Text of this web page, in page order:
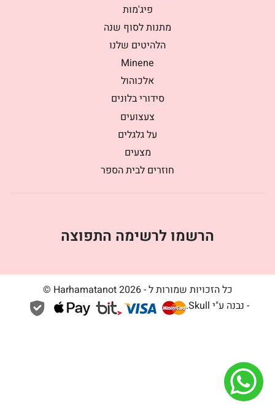
פיג'מות
מתנות לסוף שנה
הלהיטים שלנו
Minene
אלכוהול
סידורי בלונים
צעצועים
על גלגלים
מצעים
חוזרים לבית הספר
הרשמו לרשימה התפוצה
כל הזכויות שמורות ל - Harhamatanot 2026 ©
- נבנה ע"י Skull
.